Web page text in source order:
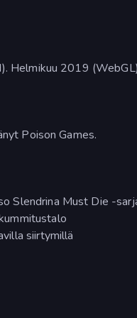
Helmikuu 2019
Poison Games.
Slendrina Must Die -
siirtymillä